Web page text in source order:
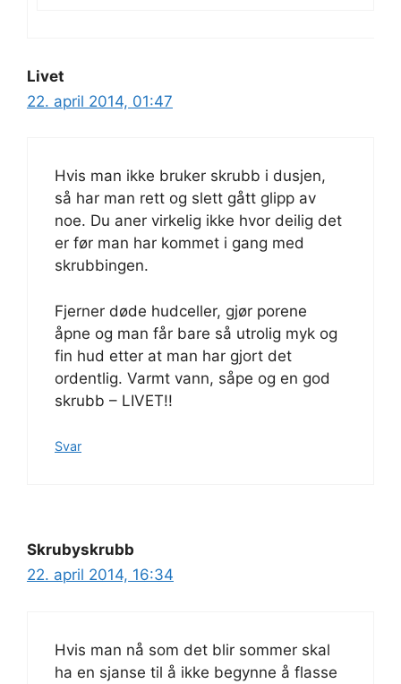
Livet
22. april 2014, 01:47
Hvis man ikke bruker skrubb i dusjen,
så har man rett og slett gått glipp av
noe. Du aner virkelig ikke hvor deilig det
er før man har kommet i gang med
skrubbingen.
Fjerner døde hudceller, gjør porene
åpne og man får bare så utrolig myk og
fin hud etter at man har gjort det
ordentlig. Varmt vann, såpe og en god
skrubb – LIVET!!
Svar
Skrubyskrubb
22. april 2014, 16:34
Hvis man nå som det blir sommer skal
ha en sjanse til å ikke begynne å flasse